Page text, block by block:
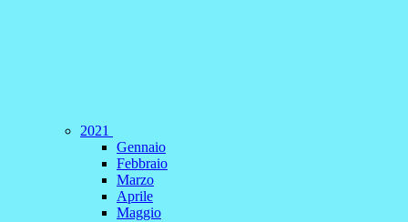
2021
Gennaio
Febbraio
Marzo
Aprile
Maggio